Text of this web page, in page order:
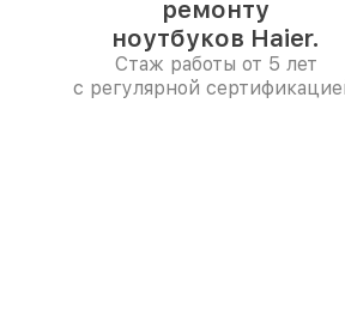
ремонту
ноутбуков Haier.
Стаж работы от 5 лет
с регулярной